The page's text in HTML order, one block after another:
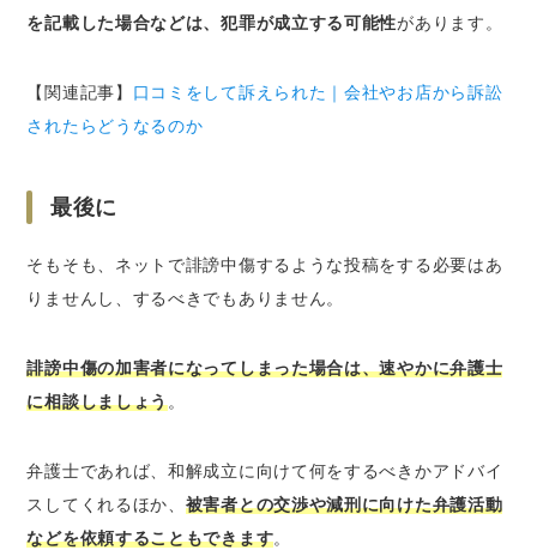
を記載した場合などは、犯罪が成立する可能性があります。
【関連記事】 口コミをして訴えられた｜会社やお店から訴訟
されたらどうなるのか
最後に
そもそも、ネットで誹謗中傷するような投稿をする必要はあ
りませんし、するべきでもありません。
誹謗中傷の加害者になってしまった場合は、速やかに弁護士
に相談しましょう。
弁護士であれば、和解成立に向けて何をするべきかアドバイ
スしてくれるほか、 被害者との交渉や減刑に向けた弁護活動
などを依頼することもできます。